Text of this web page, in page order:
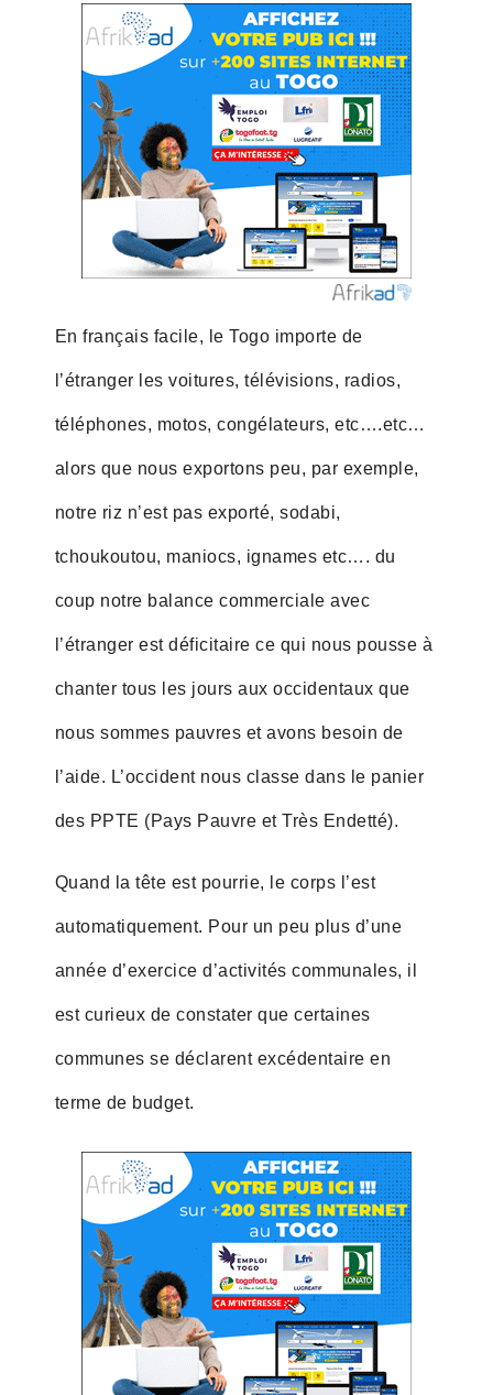
En français facile, le Togo importe de
l’étranger les voitures, télévisions, radios,
téléphones, motos, congélateurs, etc….etc…
alors que nous exportons peu, par exemple,
notre riz n’est pas exporté, sodabi,
tchoukoutou, maniocs, ignames etc…. du
coup notre balance commerciale avec
l’étranger est déficitaire ce qui nous pousse à
chanter tous les jours aux occidentaux que
nous sommes pauvres et avons besoin de
l’aide. L’occident nous classe dans le panier
des PPTE (Pays Pauvre et Très Endetté).
Quand la tête est pourrie, le corps l’est
automatiquement. Pour un peu plus d’une
année d’exercice d’activités communales, il
est curieux de constater que certaines
communes se déclarent excédentaire en
terme de budget.